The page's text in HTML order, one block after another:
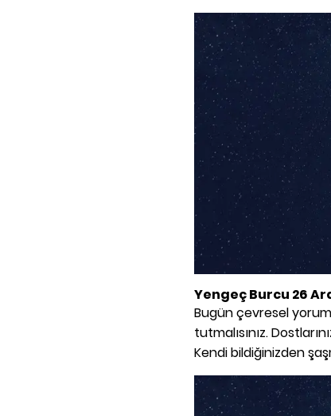
YengeçBurcu 26
Bugün çevresel
tutmalısınız.
Kendi bildiğinizden